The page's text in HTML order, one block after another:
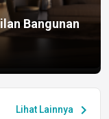
Bangunan
Lihat Lainnya chevron_right